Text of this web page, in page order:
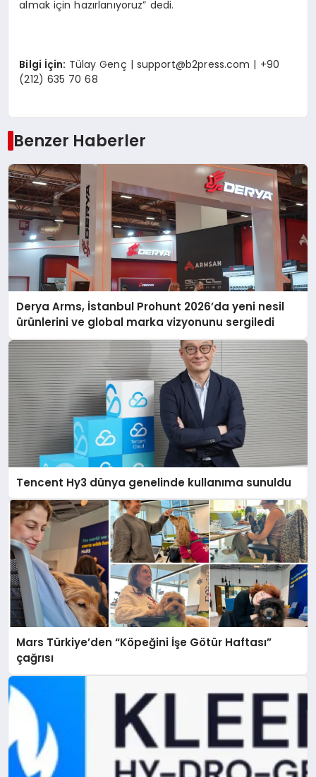
almak için hazırlanıyoruz” dedi.
Bilgi İçin: Tülay Genç | support@b2press.com | +90
(212) 635 70 68
Benzer Haberler
Derya Arms, İstanbul Prohunt 2026’da yeni nesil
ürünlerini ve global marka vizyonunu sergiledi
Tencent Hy3 dünya genelinde kullanıma sunuldu
Mars Türkiye’den “Köpeğini İşe Götür Haftası”
çağrısı